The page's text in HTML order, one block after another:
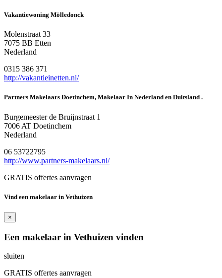
Vakantiewoning Mölledonck
Molenstraat 33
7075 BB Etten
Nederland
0315 386 371
http://vakantieinetten.nl/
Partners Makelaars Doetinchem, Makelaar In Nederland en Duitsland .
Burgemeester de Bruijnstraat 1
7006 AT Doetinchem
Nederland
06 53722795
http://www.partners-makelaars.nl/
GRATIS offertes aanvragen
Vind een makelaar in Vethuizen
×
Een makelaar in Vethuizen vinden
sluiten
GRATIS offertes aanvragen